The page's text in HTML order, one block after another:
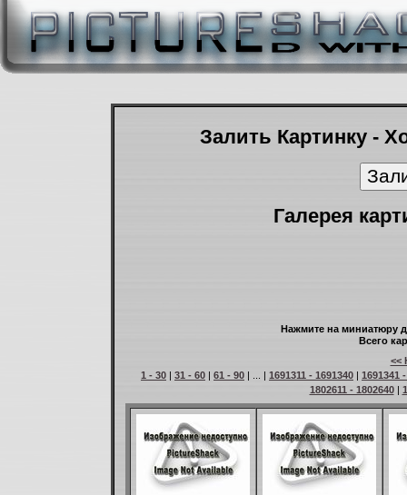
Залить Картинку -
Галерея
Нажмите на миниатюру
Всего
<<
1 - 30 | 31 - 60 | 61 - 90 | ... | 1691311 - 1691340 | 1691341
1802611 - 1802640|